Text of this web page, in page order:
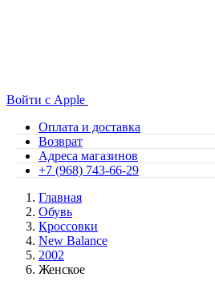
Войти с Apple
Оплата и доставка
Возврат
Адреса магазинов
+7 (968) 743-66-29
Главная
Обувь
Кроссовки
New Balance
2002
Женское